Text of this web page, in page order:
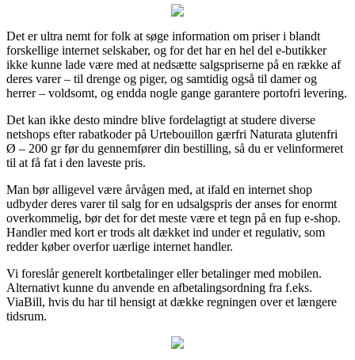
Det er ultra nemt for folk at søge information om priser i blandt
forskellige internet selskaber, og for det har en hel del e-butikker
ikke kunne lade være med at nedsætte salgspriserne på en række af
deres varer – til drenge og piger, og samtidig også til damer og
herrer – voldsomt, og endda nogle gange garantere portofri levering.
Det kan ikke desto mindre blive fordelagtigt at studere diverse
netshops efter rabatkoder på Urtebouillon gærfri Naturata glutenfri
Ø – 200 gr før du gennemfører din bestilling, så du er velinformeret
til at få fat i den laveste pris.
Man bør alligevel være årvågen med, at ifald en internet shop
udbyder deres varer til salg for en udsalgspris der anses for enormt
overkommelig, bør det for det meste være et tegn på en fup e-shop.
Handler med kort er trods alt dækket ind under et regulativ, som
redder køber overfor uærlige internet handler.
Vi foreslår generelt kortbetalinger eller betalinger med mobilen.
Alternativt kunne du anvende en afbetalingsordning fra f.eks.
ViaBill, hvis du har til hensigt at dække regningen over et længere
tidsrum.